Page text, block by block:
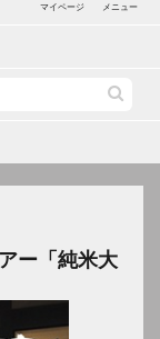
マイページ メニュー
ー「純米大